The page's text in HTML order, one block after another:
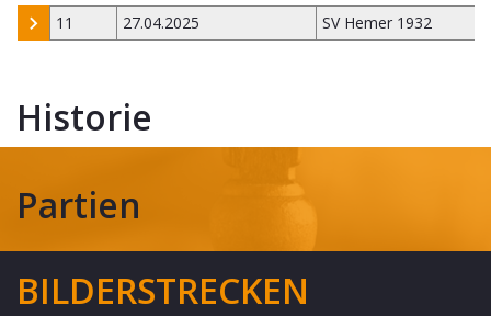
11 27.04.2025 SV Hemer 1932
Historie
Partien
BILDERSTRECKEN